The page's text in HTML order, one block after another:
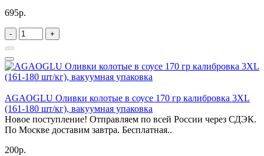
695р.
- +
AGAOGLU Оливки колотые в соусе 170 гр калибровка 3XL
(161-180 шт/кг), вакуумная упаковка
Новое поступление! Отправляем по всей России через СДЭК.
По Москве доставим завтра. Бесплатная..
200р.